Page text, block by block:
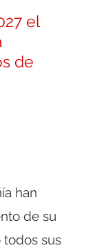
el
de
han
de su
todos sus